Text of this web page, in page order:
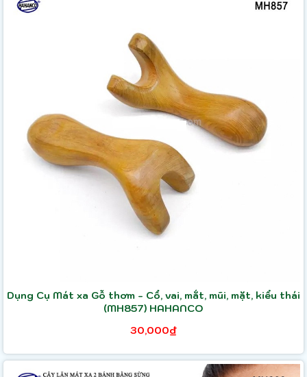
Dụng Cụ Mát xa Gỗ thơm - Cổ, vai, mắt, mũi, mặt, kiểu thái
(MH857) HAHANCO
30,000₫